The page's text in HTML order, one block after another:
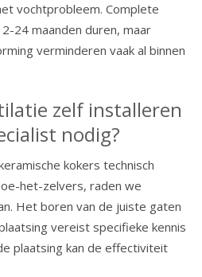
vochtprobleem. Complete
24 maanden duren, maar
verminderen vaak al binnen
zelf installeren
nodig?
kokers technisch
het-zelvers, raden we
Het boren van de juiste gaten
vereist specifieke kennis
plaatsing kan de effectiviteit